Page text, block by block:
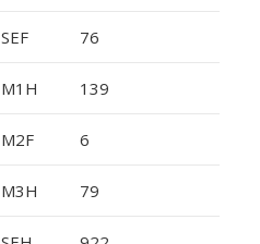
SEF 76
M1H 139
M2F 6
M3H 79